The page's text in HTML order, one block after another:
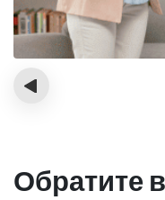
‹
Обратите